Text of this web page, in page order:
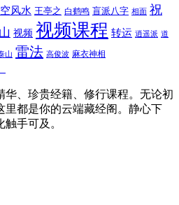
风水 王亭之 白鹤鸣 盲派八字 相面 祝
视频 视频课程 转运 逍遥派 道
山 雷法 高俊波 麻衣神相
华、珍贵经籍、修行课程。无论初
里都是你的云端藏经阁。静心下
手可及。